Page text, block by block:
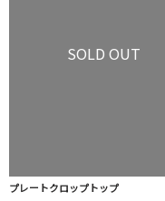
SOLD OUT
プレートクロップトップ